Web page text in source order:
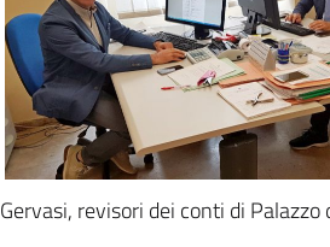
Gervasi, revisori dei conti di Palazzo